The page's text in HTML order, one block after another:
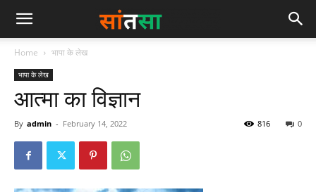
Home भापा के लेख
भापा के लेख
आत्मा का विज्ञान
By admin - February 14, 2022 0
816